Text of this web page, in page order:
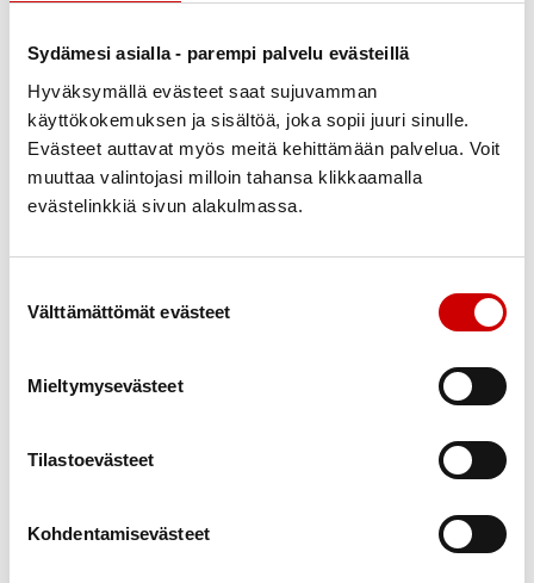
Sydämesi asialla - parempi palvelu evästeillä
Hyväksymällä evästeet saat sujuvamman
käyttökokemuksen ja sisältöä, joka sopii juuri sinulle.
Evästeet auttavat myös meitä kehittämään palvelua. Voit
muuttaa valintojasi milloin tahansa klikkaamalla
evästelinkkiä sivun alakulmassa.
Välttämättömät evästeet
Mieltymysevästeet
Tilastoevästeet
Kohdentamisevästeet
marketta.keihas@gmail.com
Heidi Laaksonen
Yhdistyksen hallitus
0414525998
Heidi Laaksonen
Jaakko Kalervo Lönnroth
0407517126
Varapuheenjohtaja